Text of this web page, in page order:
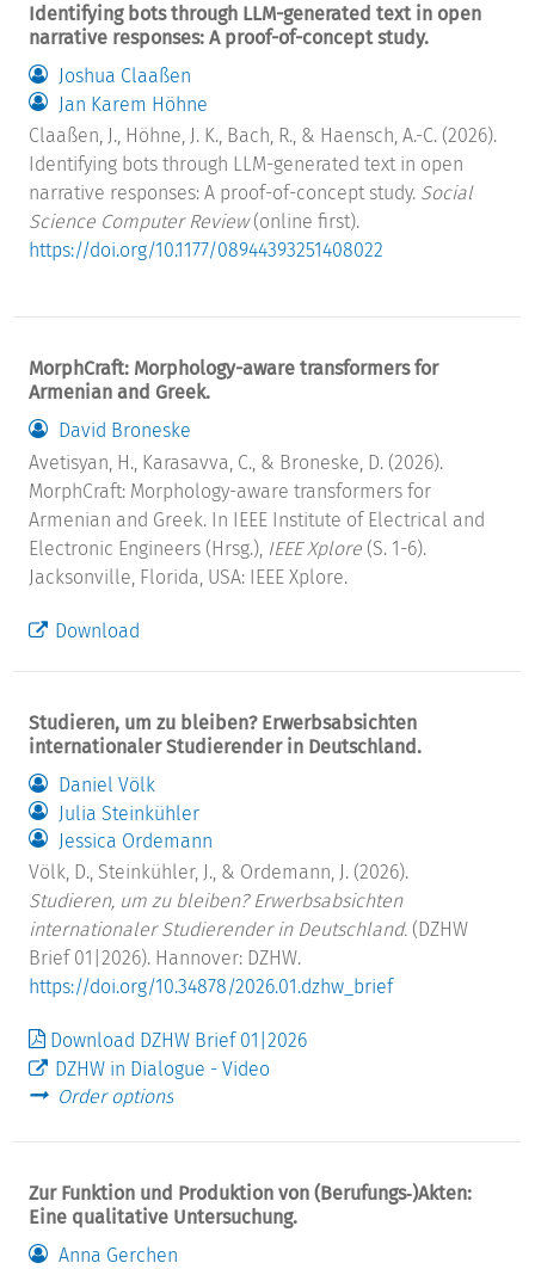
Identifying bots through LLM-generated text in open
narrative responses: A proof-of-concept study.
Joshua Claaßen
Jan Karem Höhne
Claaßen, J., Höhne, J. K., Bach, R., & Haensch, A.-C. (2026).
Identifying bots through LLM-generated text in open
narrative responses: A proof-of-concept study. Social
Science Computer Review(online first).
https://doi.org/10.1177/08944393251408022
MorphCraft: Morphology-aware transformers for
Armenian and Greek.
David Broneske
Avetisyan, H., Karasavva, C., & Broneske, D. (2026).
MorphCraft: Morphology-aware transformers for
Armenian and Greek. In IEEE Institute of Electrical and
Electronic Engineers (Hrsg.), IEEE Xplore (S. 1-6).
Jacksonville, Florida, USA: IEEE Xplore.
Download
Studieren, um zu bleiben? Erwerbsabsichten
internationaler Studierender in Deutschland.
Daniel Völk
Julia Steinkühler
Jessica Ordemann
Völk, D., Steinkühler, J., & Ordemann, J. (2026).
Studieren, um zu bleiben? Erwerbsabsichten
internationaler Studierender in Deutschland. (DZHW
Brief 01|2026). Hannover: DZHW.
https://doi.org/10.34878/2026.01.dzhw_brief
Download DZHW Brief 01|2026
DZHW in Dialogue - Video
Order options
Zur Funktion und Produktion von (Berufungs‑)Akten:
Eine qualitative Untersuchung.
Anna Gerchen